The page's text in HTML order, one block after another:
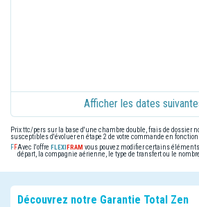
Afficher les dates
Prix ttc/pers sur la base d'une chambre double, frais de dossier
susceptibles d'évoluer en étape 2 de votre commande en
Avec l'offre
vous pouvez modifier certains
départ, la compagnie aérienne, le type de transfert ou le
Découvrez notre Garantie Total Zen